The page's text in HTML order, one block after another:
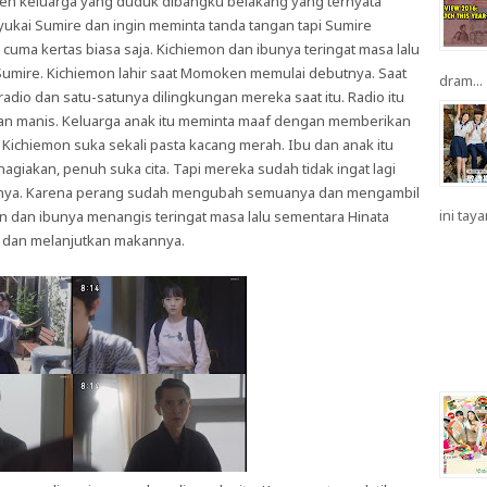
Sumire dan ingin meminta tanda tangan tapi Sumire
kertas biasa saja. Kichiemon dan ibunya teringat masa lalu
Kichiemon lahir saat Momoken memulai debutnya. Saat
dan satu-satunya dilingkungan mereka saat itu. Radio itu
manis. Keluarga anak itu meminta maaf dengan memberikan
suka sekali pasta kacang merah. Ibu dan anak itu
penuh suka cita. Tapi mereka sudah tidak ingat lagi
Karena perang sudah mengubah semuanya dan mengambil
dan ibunya menangis teringat masa lalu sementara Hinata
melanjutkan makannya.
dram...
ini